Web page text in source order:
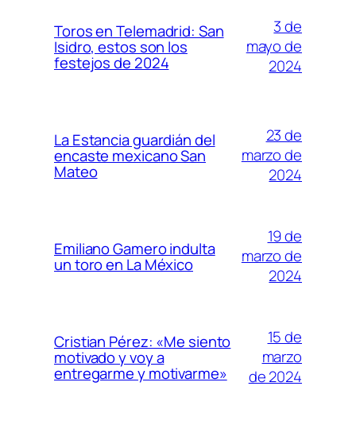
Toros en Telemadrid: San
Isidro, estos son los
festejos de 2024
3 de
mayo de
2024
La Estancia guardián del
encaste mexicano San
Mateo
23 de
marzo de
2024
Emiliano Gamero indulta
un toro en La México
19 de
marzo de
2024
Cristian Pérez: «Me siento
motivado y voy a
entregarme y motivarme»
15 de
marzo
de 2024